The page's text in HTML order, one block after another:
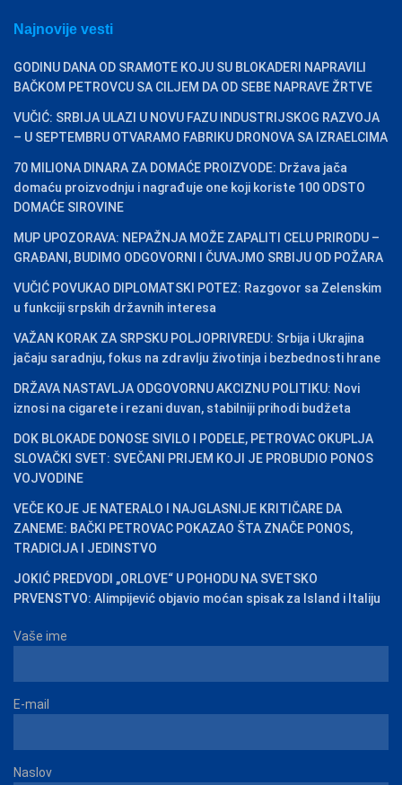
Najnovije vesti
GODINU DANA OD SRAMOTE KOJU SU BLOKADERI NAPRAVILI
BAČKOM PETROVCU SA CILJEM DA OD SEBE NAPRAVE ŽRTVE
VUČIĆ: SRBIJA ULAZI U NOVU FAZU INDUSTRIJSKOG RAZVOJA
– U SEPTEMBRU OTVARAMO FABRIKU DRONOVA SA IZRAELCIMA
70 MILIONA DINARA ZA DOMAĆE PROIZVODE: Država jača
domaću proizvodnju i nagrađuje one koji koriste 100 ODSTO
DOMAĆE SIROVINE
MUP UPOZORAVA: NEPAŽNJA MOŽE ZAPALITI CELU PRIRODU –
GRAĐANI, BUDIMO ODGOVORNI I ČUVAJMO SRBIJU OD POŽARA
VUČIĆ POVUKAO DIPLOMATSKI POTEZ: Razgovor sa Zelenskim
u funkciji srpskih državnih interesa
VAŽAN KORAK ZA SRPSKU POLJOPRIVREDU: Srbija i Ukrajina
jačaju saradnju, fokus na zdravlju životinja i bezbednosti hrane
DRŽAVA NASTAVLJA ODGOVORNU AKCIZNU POLITIKU: Novi
iznosi na cigarete i rezani duvan, stabilniji prihodi budžeta
DOK BLOKADE DONOSE SIVILO I PODELE, PETROVAC OKUPLJA
SLOVAČKI SVET: SVEČANI PRIJEM KOJI JE PROBUDIO PONOS
VOJVODINE
VEČE KOJE JE NATERALO I NAJGLASNIJE KRITIČARE DA
ZANEME: BAČKI PETROVAC POKAZAO ŠTA ZNAČE PONOS,
TRADICIJA I JEDINSTVO
JOKIĆ PREDVODI „ORLOVE“ U POHODU NA SVETSKO
PRVENSTVO: Alimpijević objavio moćan spisak za Island i Italiju
Vaše ime
E-mail
Naslov